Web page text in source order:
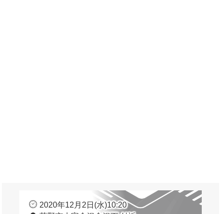
2020年12月2日(水)10:20